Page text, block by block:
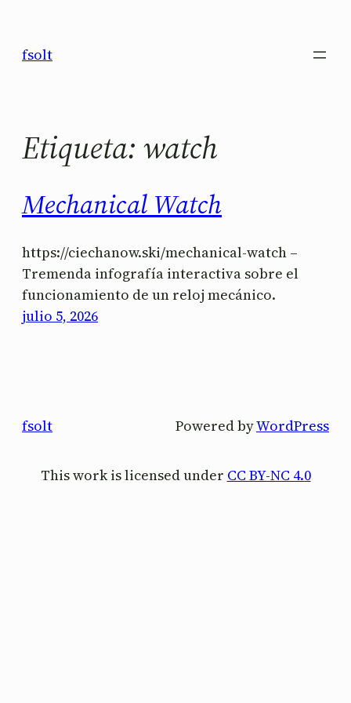
contenido
fsolt
Etiqueta: watch
Mechanical Watch
https://ciechanow.ski/mechanical-watch –
Tremenda infografía interactiva sobre el
funcionamiento de un reloj mecánico.
julio 5, 2026
fsolt Powered byWordPress
This work is licensed under CC BY-NC 4.0